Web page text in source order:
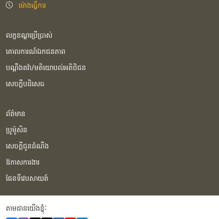
ម៉ោងធ្វើការ
លក្ខខណ្ឌប្រើប្រាស់
គោលការណ៍ឯកជនភាព
បណ្ដឹងតវ៉ា/មតិយោបល់អតិថិជន
សេចក្ដីបដិសេធ
ព័ត៌មាន
ប្រូម៉ូសិន
សេចក្ដីជូនដំណឹង
ឱកាសការងារ
ផែនទីវេបសាយត៍
តាមដានយើងខ្ញុំំ: